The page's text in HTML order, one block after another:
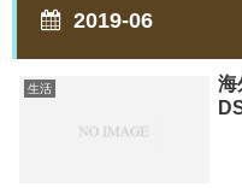
2019-06
生活
海